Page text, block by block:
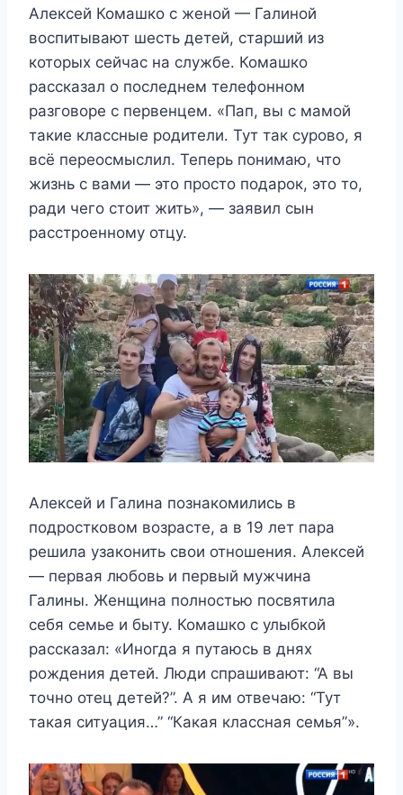
Алексей Комашко с женой — Галиной
воспитывают шесть детей, старший из
которых сейчас на службе. Комашко
рассказал о последнем телефонном
разговоре с первенцем. «Пап, вы с мамой
такие классные родители. Тут так сурово, я
всё переосмыслил. Теперь понимаю, что
жизнь с вами — это просто подарок, это то,
ради чего стоит жить», — заявил сын
расстроенному отцу.
Алексей и Галина познакомились в
подростковом возрасте, а в 19 лет пара
решила узаконить свои отношения. Алексей
— первая любовь и первый мужчина
Галины. Женщина полностью посвятила
себя семье и быту. Комашко с улыбкой
рассказал: «Иногда я путаюсь в днях
рождения детей. Люди спрашивают: “А вы
точно отец детей?”. А я им отвечаю: “Тут
такая ситуация…” “Какая классная семья”».